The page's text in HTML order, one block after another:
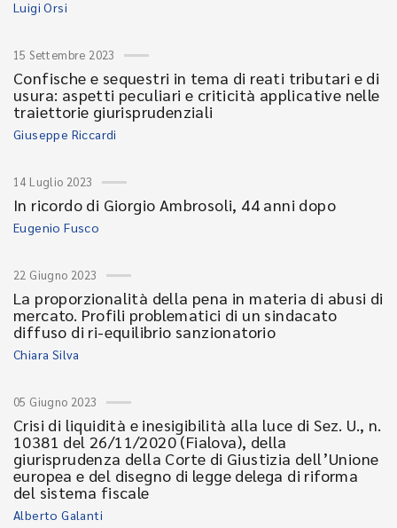
Luigi Orsi
15 Settembre 2023
Confische e sequestri in tema di reati tributari e di
usura: aspetti peculiari e criticità applicative nelle
traiettorie giurisprudenziali
Giuseppe Riccardi
14 Luglio 2023
In ricordo di Giorgio Ambrosoli, 44 anni dopo
Eugenio Fusco
22 Giugno 2023
La proporzionalità della pena in materia di abusi di
mercato. Profili problematici di un sindacato
diffuso di ri-equilibrio sanzionatorio
Chiara Silva
05 Giugno 2023
Crisi di liquidità e inesigibilità alla luce di Sez. U., n.
10381 del 26/11/2020 (Fialova), della
giurisprudenza della Corte di Giustizia dell’Unione
europea e del disegno di legge delega di riforma
del sistema fiscale
Alberto Galanti